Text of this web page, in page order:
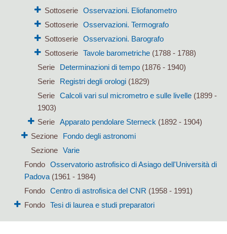
Sottoserie
Osservazioni. Eliofanometro
Sottoserie
Osservazioni. Termografo
Sottoserie
Osservazioni. Barografo
Sottoserie
Tavole barometriche(1788 - 1788)
Serie
Determinazioni di tempo (1876 - 1940)
Serie
Registri degli orologi (1829)
Serie
Calcoli vari sul micrometro e sulle livelle (1899 -
1903)
Serie
Apparato pendolare Sterneck (1892 - 1904)
Sezione
Fondo degli astronomi
Sezione Varie
Fondo
Osservatorio astrofisico di Asiago dell'Università di
Padova(1961 - 1984)
Fondo
Centro di astrofisica del CNR (1958 - 1991)
Fondo
Tesi di laurea e studi preparatori